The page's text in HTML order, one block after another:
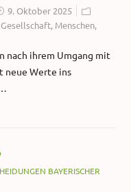
9. Oktober 2025
Gesellschaft, Menschen,
nach ihrem Umgang mit
neue Werte ins
BAYERISCHER